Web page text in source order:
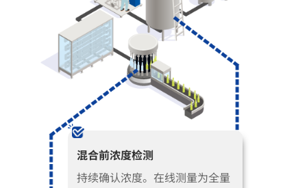
混合前浓度检测
持续确认浓度。在线测量为全量